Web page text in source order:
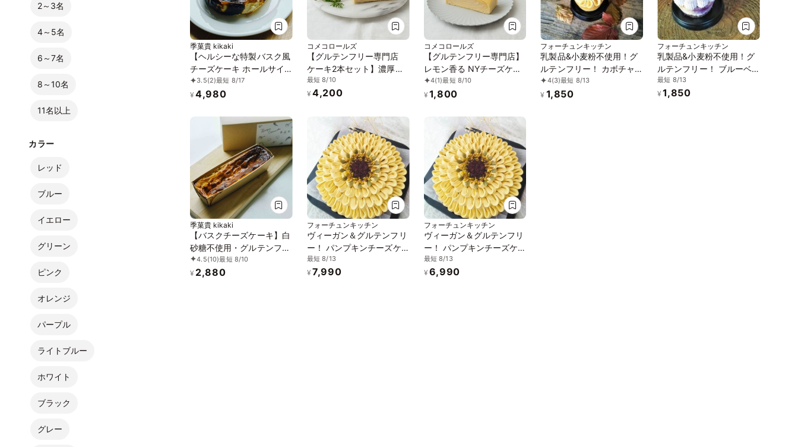
2～3名
4～5名
6～7名
8～10名
11名以上
カラー
レッド
ブルー
イエロー
グリーン
ピンク
オレンジ
パープル
ライトブルー
ホワイト
ブラック
グレー
季菓貴 kikaki
【ヘルシーな特製バスク風
チーズケーキ ホールサイ
ズ】バスクチーズケーキ
白砂糖不使用・グルテンフ
3.5(2)最短 8/17
¥ 4,980
コメコロールズ
【グルテンフリー専門店
ケーキ2本セット】濃厚し
っとりガトーショコラ & レ
モン香る NYチーズケーキ
最短 8/10
¥ 4,200
コメコロールズ
【グルテンフリー専門店】
レモン香る NYチーズケー
キ4(1)最短 8/10
¥ 1,800
フォーチュンキッチン
乳製品&小麦粉不使用！グ
ルテンフリー！ カボチャ
のチーズケーキ 2個セット
《ヴィーガンスイーツ》
4(3)最短 8/13
¥ 1,850
フォーチュンキッチン
乳製品&小麦粉不使用！グ
ルテンフリー！ ブルーベ
リーチーズケーキ 2個セッ
ト《ヴィーガンスイーツ》
最短 8/13
¥ 1,850
季菓貴 kikaki
【バスクチーズケーキ】白
砂糖不使用・グルテンフリ
ー・無添加・低糖質
4.5(10)最短 8/10
¥ 2,880
フォーチュンキッチン
ヴィーガン＆グルテンフリ
ー！ パンプキンチーズケ
ーキ 18cm《ヴィーガンス
イーツ・ヴィーガンケー
最短 8/13
¥ 7,990
フォーチュンキッチン
ヴィーガン＆グルテンフリ
ー！ パンプキンチーズケ
ーキ 15cm《ヴィーガンス
イーツ・ヴィーガンケー
最短 8/13
¥ 6,990